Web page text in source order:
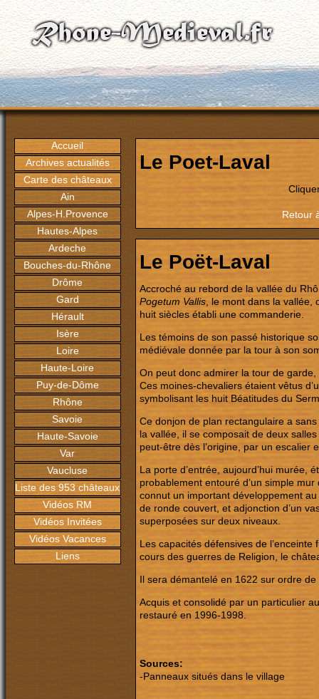
Accueil
Archives actualités
Carte des châteaux
Ain
Alpes-H.Provence
Hautes-Alpes
Ardeche
Bouches-du-Rhône
Drôme
Gard
Hérault
Isère
Loire
Haute-Loire
Puy-de-Dôme
Rhône
Savoie
Haute-Savoie
Var
Vaucluse
Liste des 953 châteaux
Vidéos RM
Vidéos Invitées
Vidéos Vacances
Liens
Le Poet-Laval
Retour
Le Poët-Laval
Accroché au rebord de la vallée du
Pogetum Vallis , le mont dans la
huit siècles établi une commanderie.
Les témoins de son passé historique
médiévale donnée par la tour à son
On peut donc admirer la tour de
Ces moines-chevaliers étaient vêtus
symbolisant les huit Béatitudes du
Ce donjon de plan rectangulaire a
la vallée, il se composait de deux
peut-être dès l’origine, par un escalier
La porte d’entrée, aujourd’hui murée,
probablement entouré d’un simple
connut un important développement
de ronde couvert, et adjonction d’un
superposées sur deux niveaux.
Les capacités défensives de
cours des guerres de Religion, le
Il sera démantelé en 1622 sur ordre de
Acquis et consolidé par un particulier
restauré en 1996-1998.
Sources:
-Panneaux situés dans le village